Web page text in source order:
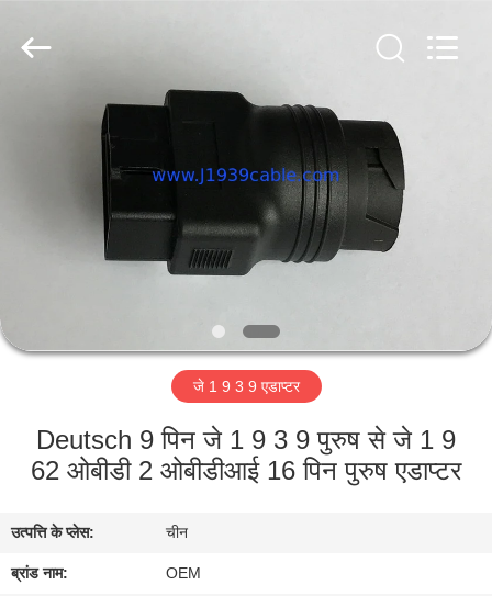
में
भ्रमण
नियंत्रण
आपूर्तिकर्ता.
Copyright
जे 1 9 3 9 एडाप्टर
Deutsch 9 पिन जे 1 9 3 9 पुरुष से जे 1 9
62 ओबीडी 2 ओबीडीआई 16 पिन पुरुष एडाप्टर
उत्पत्ति के प्लेस: चीन
ब्रांड नाम: OEM